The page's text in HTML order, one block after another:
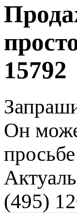
15792
Он
(495)